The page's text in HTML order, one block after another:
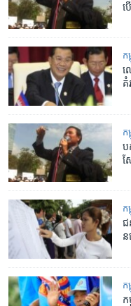
ប
ក
ល
គំ
ក
ប
ស
ក
ជ
ន
ក
ក